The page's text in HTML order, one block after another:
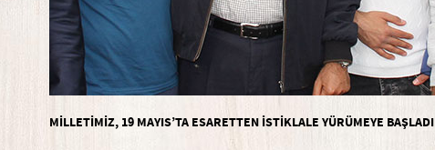
MİLLETİMİZ, 19 MAYIS’TA ESARETTEN İSTİKLALE YÜRÜMEYE BAŞLADI